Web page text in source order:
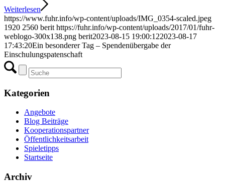
Weiterlesen
https://www.fuhr.info/wp-content/uploads/IMG_0354-scaled.jpeg
1920 2560 berit https://fuhr.info/wp-content/uploads/2017/01/fuhr-
weblogo-300x138.png berit2023-08-15 19:00:122023-08-17
17:43:20Ein besonderer Tag – Spendenübergabe der
Einschulungspatenschaft
Kategorien
Angebote
Blog Beiträge
Kooperationspartner
Öffentlichkeitsarbeit
Spieletipps
Startseite
Archiv